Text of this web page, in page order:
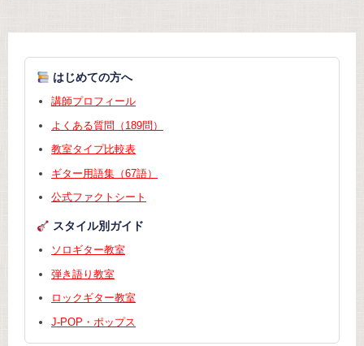
はじめての方へ
講師プロフィール
よくある質問（189問）
教室タイプ比較表
ギター用語集（67語）
公式ファクトシート
スタイル別ガイド
ソロギター教室
弾き語り教室
ロックギター教室
J-POP・ポップス